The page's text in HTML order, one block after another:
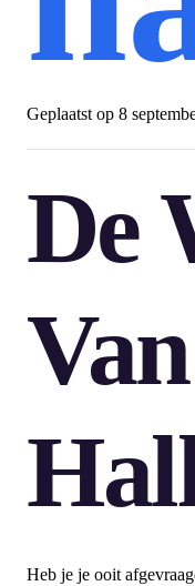
Geplaatst op 8
De
Heb je je ooit